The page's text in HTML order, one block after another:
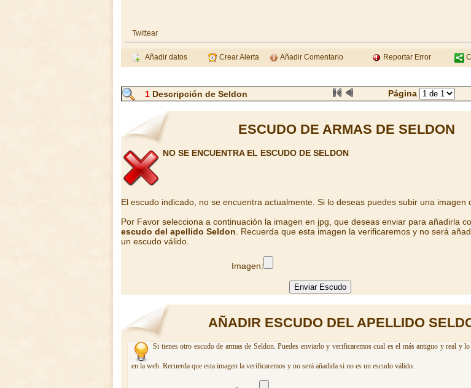
Twittear
Añadir datos Crear Alerta Añadir Comentario Reportar Error
1Descripción de Seldon Página
ESCUDO DE ARMAS DE SELDON
NO SE ENCUENTRA EL ESCUDO DE SELDON
El escudo indicado, no se encuentra actualmente. Si lo deseas puedes subir una imagen
Por Favor selecciona a continuación la imagen en jpg, que deseas enviar para añadirla
escudo del apellido Seldon . Recuerda que esta imagen la verificaremos y no será
un escudo válido.
Imagen:
AÑADIR ESCUDO DEL APELLIDO
Si tienes otro escudo de armas de Seldon. Puedes enviarlo y verificaremos cual es el más antiguo y real y
en la web. Recuerda que esta imagen la verificaremos y no será añadida si no es un escudo válido.